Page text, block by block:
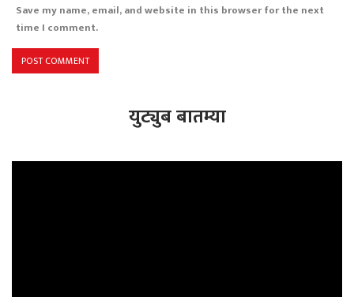
Save my name, email, and website in this browser for the next
time I comment.
युट्युब बातम्या